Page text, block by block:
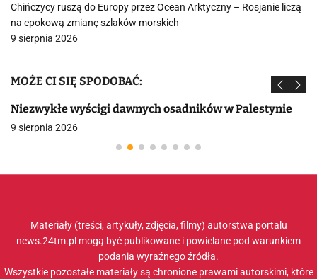
Chińczycy ruszą do Europy przez Ocean Arktyczny – Rosjanie liczą
na epokową zmianę szlaków morskich
9 sierpnia 2026
MOŻE CI SIĘ SPODOBAĆ:
Niezwykłe wyścigi dawnych osadników w Palestynie
9 sierpnia 2026
Materiały (treści, artykuły, zdjęcia, filmy) autorstwa portalu
news.24tm.pl mogą być publikowane i powielane pod warunkiem
podania wyraźnego źródła.
Wszystkie pozostałe materiały są chronione prawami autorskimi, które